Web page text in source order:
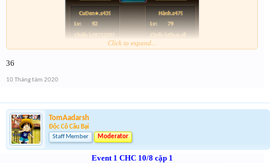
Click to expand...
36
10 Tháng tám 2020
TomAadarsh
Độc Cô Cầu Bại
Staff Member
Moderator
Event 1 CHC 10/8 cặp 1